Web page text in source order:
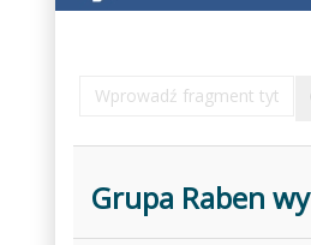
Wprowadź
fragment
Grupa Raben